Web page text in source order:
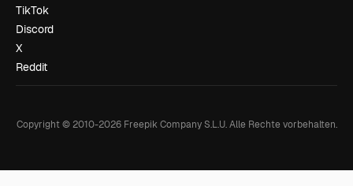
TikTok
Discord
X
Reddit
Copyright © 2010-2026Freepik Company S.L.U. Alle Rechte vorbehalten.